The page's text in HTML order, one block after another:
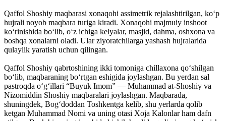
Qaffol Shoshiy maqbarasi xonaqohi assimetrik rejalashtirilgan, ko‘p
hujrali noyob maqbara turiga kiradi. Xonaqohi majmuiy inshoot
ko‘rinishida bo‘lib, o‘z ichiga kelyalar, masjid, dahma, oshxona va
boshqa xonalarni oladi. Ular ziyoratchilarga yashash hujralarida
qulaylik yaratish uchun qilingan.
Qaffol Shoshiy qabrtoshining ikki tomoniga chillaxona qo‘shilgan
bo‘lib, maqbaraning bo‘rtgan eshigida joylashgan. Bu yerdan sal
pastroqda o‘g‘illari “Buyuk Imom” — Muhammad at-Shoshiy va
Nizomiddin Shoshiy maqbaralari joylashgan. Maqbarada,
shuningdek, Bog‘doddan Toshkentga kelib, shu yerlarda qolib
ketgan Muhammad Nomi va uning otasi Xoja Kalonlar ham dafn